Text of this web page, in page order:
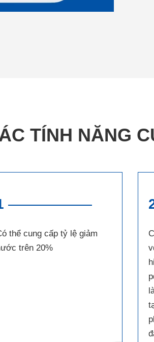
TÍNH NĂNG
thể cung cấp tỷ lệ giảm
trên 20%